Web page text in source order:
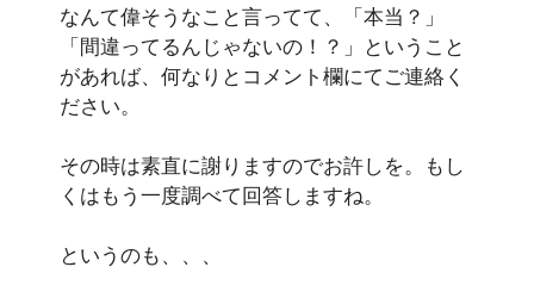
なんて偉そうなこと言ってて、「本当？」
「間違ってるんじゃないの！？」ということ
があれば、何なりとコメント欄にてご連絡く
ださい。
その時は素直に謝りますのでお許しを。もし
くはもう一度調べて回答しますね。
というのも、、、